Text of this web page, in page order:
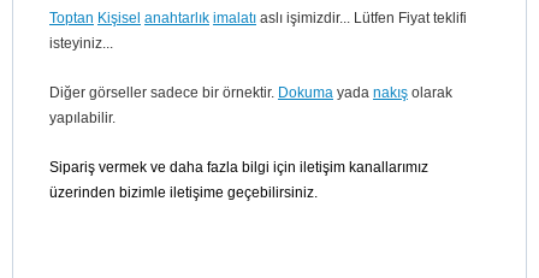
Toptan Kişisel anahtarlık imalatı aslı işimizdir... Lütfen Fiyat teklifi
isteyiniz...
Diğer görseller sadece bir örnektir. Dokuma yada nakış olarak
yapılabilir.
Sipariş vermek ve daha fazla bilgi için iletişim kanallarımız
üzerinden bizimle iletişime geçebilirsiniz.